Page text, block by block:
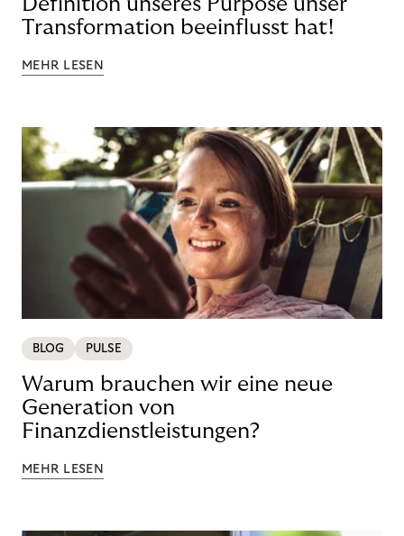
Transformation beeinflusst hat!
MEHR LESEN
BLOG PULSE
Warum brauchen wir eine neue
Generation von
Finanzdienstleistungen?
MEHR LESEN